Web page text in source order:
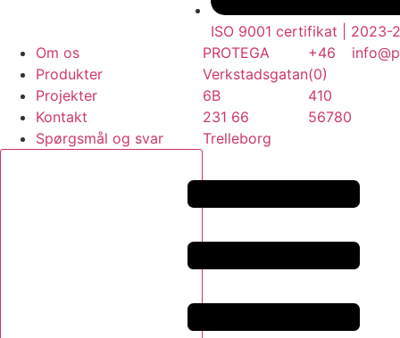
ISO 9001 certifikat | 2023-
Om os
Produkter
Projekter
Kontakt
Spørgsmål og svar
PROTEGA
Verkstadsgatan
6B
231 66
Trelleborg
+46
(0)
410
56780